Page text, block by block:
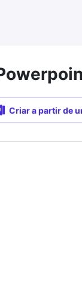
Criar a partir de